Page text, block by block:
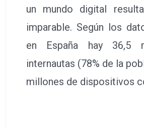
un mundo digital
imparable. Según los
en España hay 36,5
internautas (78% de la
millones de dispositivos